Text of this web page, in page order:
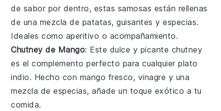
de sabor por dentro, estas samosas están rellenas
de una mezcla de patatas,guisantes y especias.
Ideales como aperitivo o acompañamiento.
Chutney de Mango: Este dulce y picante chutney
es el complemento perfecto para cualquier plato
indio. Hecho con mango fresco, vinagre y una
mezcla de especias, añade un toque exótico a tu
comida.